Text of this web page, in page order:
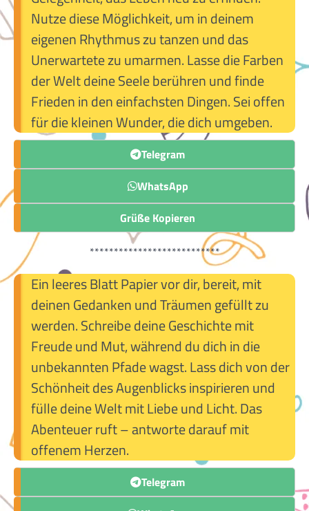
Nutze diese Möglichkeit, um in deinem
eigenen Rhythmus zu tanzen und das
Unerwartete zu umarmen. Lasse die Farben
der Welt deine Seele berühren und finde
Frieden in den einfachsten Dingen. Sei offen
für die kleinen Wunder, die dich umgeben.
Telegram
WhatsApp
Grüße Kopieren
***************************
Ein leeres Blatt Papier vor dir, bereit, mit
deinen Gedanken und Träumen gefüllt zu
werden. Schreibe deine Geschichte mit
Freude und Mut, während du dich in die
unbekannten Pfade wagst. Lass dich von der
Schönheit des Augenblicks inspirieren und
fülle deine Welt mit Liebe und Licht. Das
Abenteuer ruft – antworte darauf mit
offenem Herzen.
Telegram